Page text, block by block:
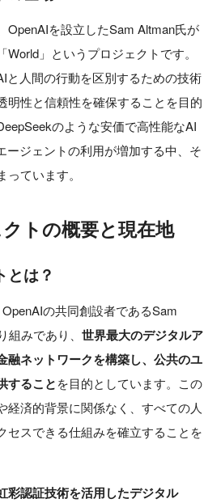
OpenAIを設立したSam Altman氏が
」というプロジェクトです。
と人間の行動を区別するための技術
明性と信頼性を確保することを目的
のような安価で高性能なAI
ージェントの利用が増加する中、そ
ています。
トの概要と現在地
とは？
の共同創設者であるSam
みであり、 世界最大のデジタルア
融ネットワークを構築し、公共のユ
することを目的としています。この
経済的背景に関係なく、すべての人
セスできる仕組みを確立することを
彩認証技術を活用したデジタル